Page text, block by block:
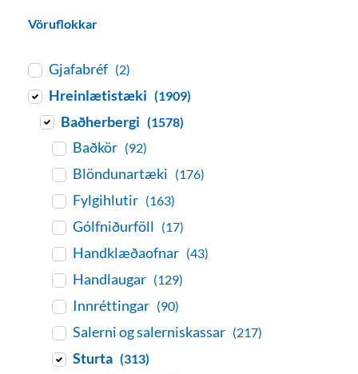
Vöruflokkar
Gjafabréf (2)
Hreinlætistæki (1909)
Baðherbergi (1578)
Baðkör (92)
Blöndunartæki (176)
Fylgihlutir (163)
Gólfniðurföll (17)
Handklæðaofnar (43)
Handlaugar (129)
Innréttingar (90)
Salerni og salerniskassar (217)
Sturta (313)